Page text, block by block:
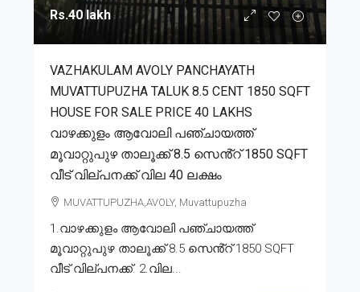
Rs.40 lakh
VAZHAKULAM AVOLY PANCHAYATH
MUVATTUPUZHA TALUK 8.5 CENT 1850 SQFT
HOUSE FOR SALE PRICE 40 LAKHS
വാഴക്കുളം ആവോലി പഞ്ചായത്ത്
മൂവാറ്റുപുഴ താലൂക്ക് 8.5 സെൻ്റ് 1850 SQFT
വീട് വില്പനക്ക് വില 40 ലക്ഷം
MUVATTUPUZHA,AVOLY, Muvattupuzha
1.വാഴക്കുളം ആവോലി പഞ്ചായത്ത്
മൂവാറ്റുപുഴ താലൂക്ക് 8.5 സെൻ്റ് 1850 SQFT
വീട് വില്പനക്ക്. 2.വില...